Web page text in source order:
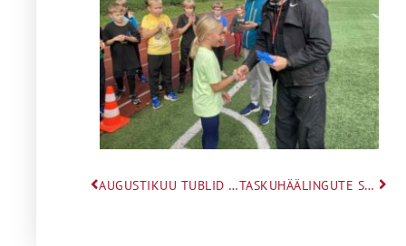
AUGUSTIKUU TUBLID SPORTLIKUD SAAVUTUSED JWG ÕPILASTELT TASKUHÄÄLINGUTE SARI LASTEVANEMATELE